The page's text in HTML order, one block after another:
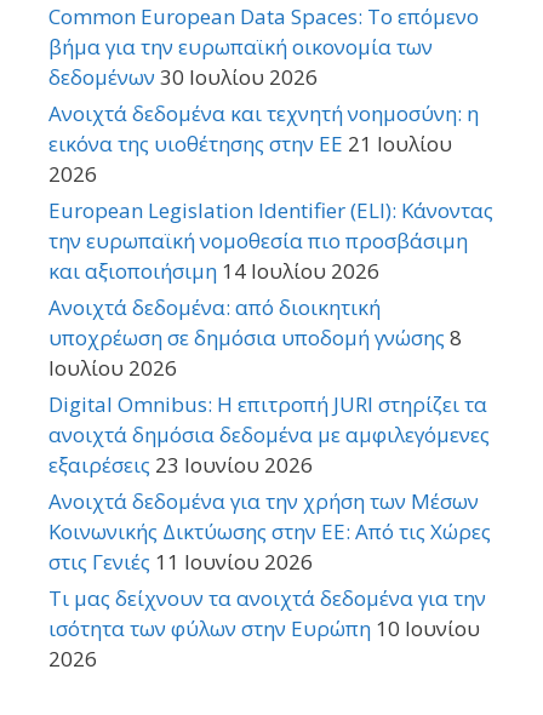
Common European Data Spaces: Το επόμενο
βήμα για την ευρωπαϊκή οικονομία των
δεδομένων 30 Ιουλίου 2026
Ανοιχτά δεδομένα και τεχνητή νοημοσύνη: η
εικόνα της υιοθέτησης στην ΕΕ 21 Ιουλίου
2026
European Legislation Identifier (ELI): Κάνοντας
την ευρωπαϊκή νομοθεσία πιο προσβάσιμη
και αξιοποιήσιμη 14 Ιουλίου 2026
Ανοιχτά δεδομένα: από διοικητική
υποχρέωση σε δημόσια υποδομή γνώσης 8
Ιουλίου 2026
Digital Omnibus: Η επιτροπή JURI στηρίζει τα
ανοιχτά δημόσια δεδομένα με αμφιλεγόμενες
εξαιρέσεις 23 Ιουνίου 2026
Ανοιχτά δεδομένα για την χρήση των Μέσων
Κοινωνικής Δικτύωσης στην ΕΕ: Από τις Χώρες
στις Γενιές 11 Ιουνίου 2026
Τι μας δείχνουν τα ανοιχτά δεδομένα για την
ισότητα των φύλων στην Ευρώπη 10 Ιουνίου
2026